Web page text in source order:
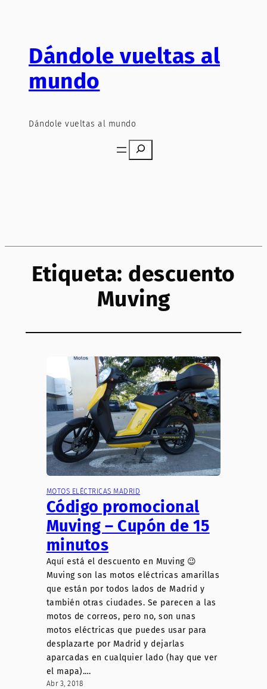
contenido
Dándole vueltas al
mundo
Dándole vueltas al mundo
Search
Etiqueta: descuento
Muving
MOTOS ELÉCTRICAS MADRID
Código promocional
Muving – Cupón de 15
minutos
Aquí está el descuento en Muving 😉
Muving son las motos eléctricas amarillas
que están por todos lados de Madrid y
también otras ciudades. Se parecen a las
motos de correos, pero no, son unas
motos eléctricas que puedes usar para
desplazarte por Madrid y dejarlas
aparcadas en cualquier lado (hay que ver
el mapa).…
Abr 3, 2018